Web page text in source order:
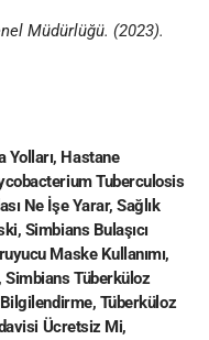
Müdürlüğü. (2023).
Yolları, Hastane
Tuberculosis
Ne İşe Yarar,Sağlık
, Simbians Bulaşıcı
Maske Kullanımı,
,Simbians Tüberküloz
, Tüberküloz
Ücretsiz Mi,